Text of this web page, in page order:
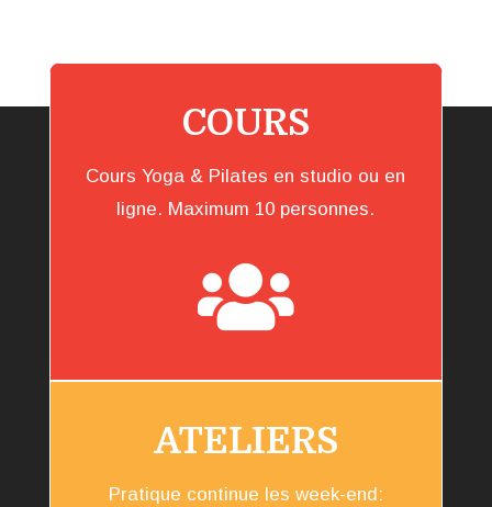
COURS
Cours Yoga & Pilates en studio ou en
ligne. Maximum 10 personnes.

ATELIERS
Pratique continue les week-end: